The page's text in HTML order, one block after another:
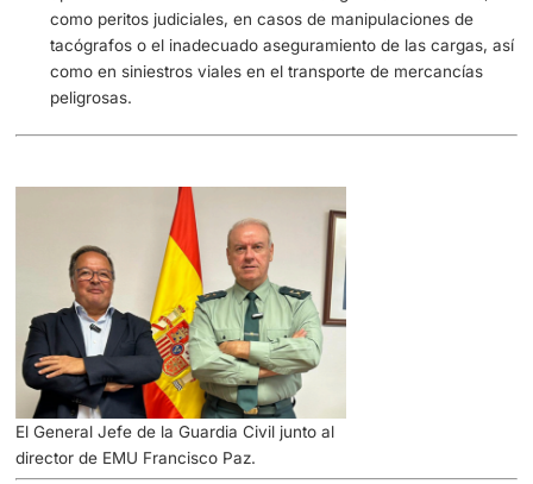
colaboración con las autoridades francesas.
5.- En términos de formación y
competencias, ¿Cómo se asegura que
agentes de la ATGC esténpreparados
afrontar los desafíosactuales y futuros
Seguridad Vial?
La formación de los Agentes de la ATGC se basa
el estudio de las problemáticas viales presentes y